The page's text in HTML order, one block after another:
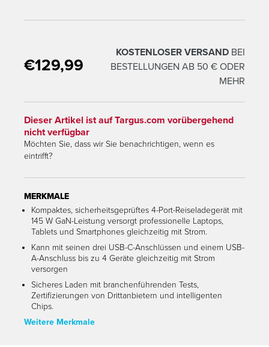
Übersetzung fehlt: en.products.product.regular_price
€129,99
KOSTENLOSER VERSAND BEI
BESTELLUNGEN AB 50 € ODER
MEHR
Dieser Artikel ist auf Targus.com vorübergehend
nicht verfügbar
Möchten Sie, dass wir Sie benachrichtigen, wenn es
eintrifft?
MERKMALE
Kompaktes, sicherheitsgeprüftes 4-Port-Reiseladegerät mit
145 W GaN-Leistung versorgt professionelle Laptops,
Tablets und Smartphones gleichzeitig mit Strom.
Kann mit seinen drei USB-C-Anschlüssen und einem USB-
A-Anschluss bis zu 4 Geräte gleichzeitig mit Strom
versorgen
Sicheres Laden mit branchenführenden Tests,
Zertifizierungen von Drittanbietern und intelligenten
Chips.
Weitere Merkmale